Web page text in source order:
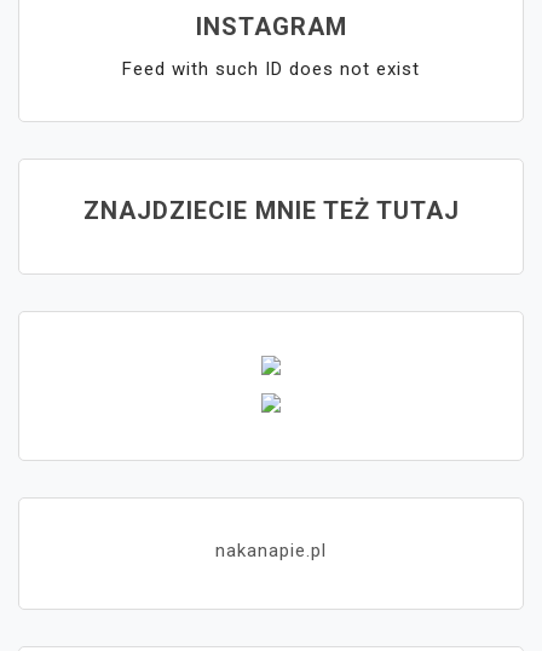
INSTAGRAM
Feed with such ID does not exist
ZNAJDZIECIE MNIE TEŻ TUTAJ
nakanapie.pl